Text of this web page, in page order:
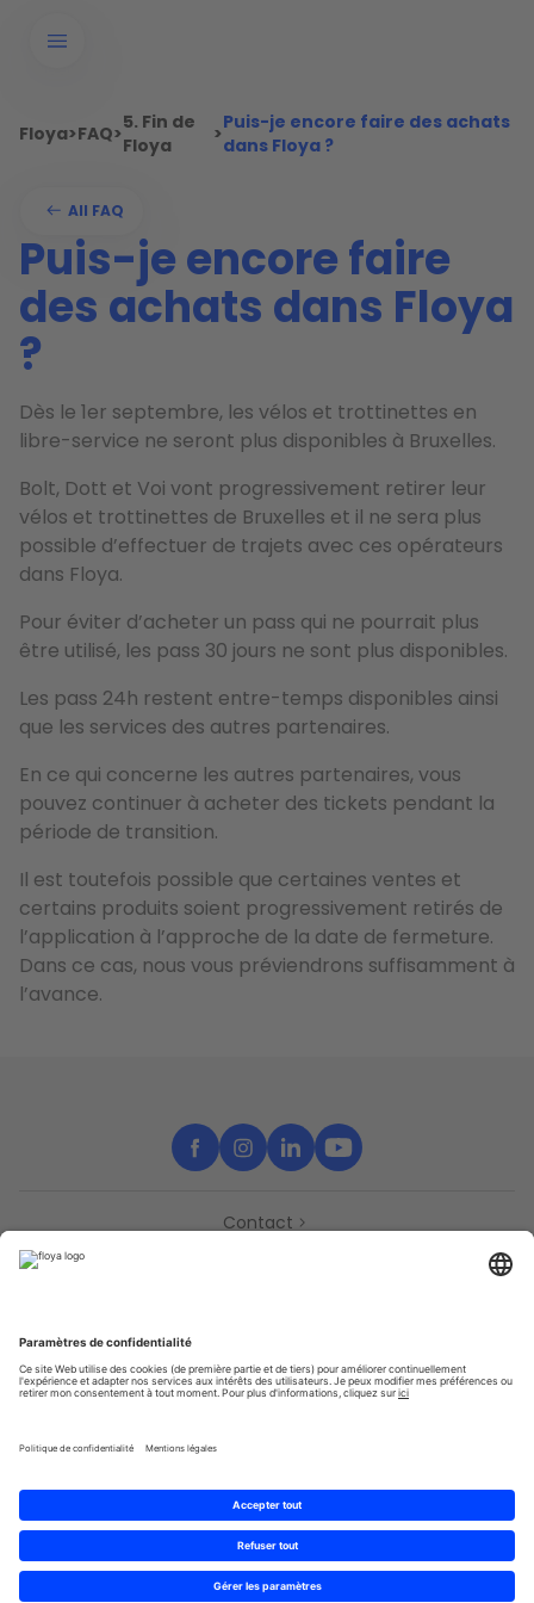
Floya>FAQ>5. Fin de
Floya
>Puis-je encore faire des achats
dans Floya ?
All FAQ
Puis-je encore faire
des achats dans Floya
?
Dès le 1er septembre, les vélos et trottinettes en
libre-service ne seront plus disponibles à Bruxelles.
Bolt, Dott et Voi vont progressivement retirer leur
vélos et trottinettes de Bruxelles et il ne sera plus
possible d’effectuer de trajets avec ces opérateurs
dans Floya.
Pour éviter d’acheter un pass qui ne pourrait plus
être utilisé, les pass 30 jours ne sont plus disponibles.
Les pass 24h restent entre-temps disponibles ainsi
que les services des autres partenaires.
En ce qui concerne les autres partenaires, vous
pouvez continuer à acheter des tickets pendant la
période de transition.
Il est toutefois possible que certaines ventes et
certains produits soient progressivement retirés de
l’application à l’approche de la date de fermeture.
Dans ce cas, nous vous préviendrons suffisamment à
l’avance.
Contact
Partenaires
Vie Privée Conditions générales
© 2025 Brought to you with
by STIB-MIVB and Brussels Mobility